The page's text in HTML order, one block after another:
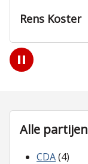
Rens Koster
Play
/
Alle partijen
CDA(4)